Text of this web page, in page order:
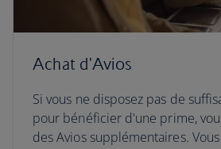
Achat d'Avios
Si vous ne disposez pas de
pour bénéficier d'une prime,
des Avios supplémentaires.